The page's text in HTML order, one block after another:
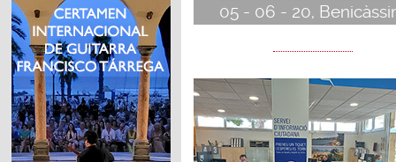
05 - 06 - 20,